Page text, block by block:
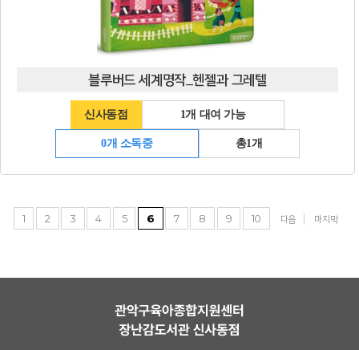
블루버드 세계명작_헨젤과 그레텔
신사동점 1개 대여 가능
0개 소독중 총1개
1 2 3 4 5 6 7 8 9 10 다음 마지막